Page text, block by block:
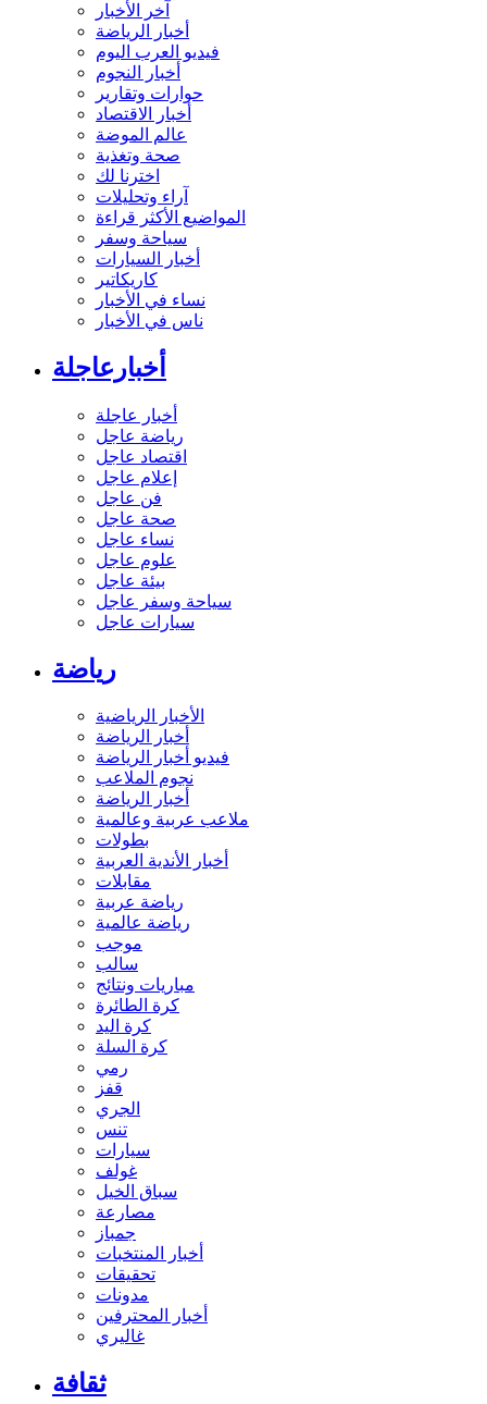
آخر الأخبار
أخبار الرياضة
فيديو العرب اليوم
أخبار النجوم
حوارات وتقارير
أخبار الاقتصاد
عالم الموضة
صحة وتغذية
اخترنا لك
آراء وتحليلات
المواضيع الأكثر قراءة
سياحة وسفر
أخبار السيارات
كاريكاتير
نساء في الأخبار
ناس في الأخبار
أخبارعاجلة
أخبار عاجلة
رياضة عاجل
اقتصاد عاجل
إعلام عاجل
فن عاجل
صحة عاجل
نساء عاجل
علوم عاجل
بيئة عاجل
سياحة وسفر عاجل
سيارات عاجل
رياضة
الأخبار الرياضية
أخبار الرياضة
فيديو أخبار الرياضة
نجوم الملاعب
أخبار الرياضة
ملاعب عربية وعالمية
بطولات
أخبار الأندية العربية
مقابلات
رياضة عربية
رياضة عالمية
موجب
سالب
مباريات ونتائج
كرة الطائرة
كرة اليد
كرة السلة
رمي
قفز
الجري
تنس
سيارات
غولف
سباق الخيل
مصارعة
جمباز
أخبار المنتخبات
تحقيقات
مدونات
أخبار المحترفين
غاليري
ثقافة